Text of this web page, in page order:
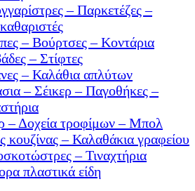
– Παρκετέζες –
– Βούρτσες – Κοντάρια
– Στίφτες
– Καλάθια απλύτων
– Σέικερ – Παγοθήκες –
– Δοχεία τροφίμων – Μπολ
κουζίνας – Καλαθάκια γραφείου
– Τιναχτήρια
πλαστικά είδη